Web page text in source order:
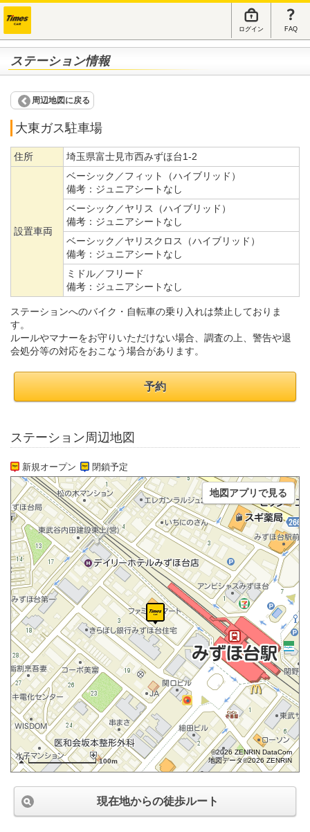
ログイン FAQ
ステーション情報
周辺地図に戻る
大東ガス駐車場
住所 埼玉県富士見市西みずほ台1-2
設置車両
ベーシック／フィット（ハイブリッド）
備考： ジュニアシートなし
ベーシック／ヤリス（ハイブリッド）
備考： ジュニアシートなし
ベーシック／ヤリスクロス（ハイブリッド）
備考： ジュニアシートなし
ミドル／フリード
備考： ジュニアシートなし
ステーションへのバイク・自転車の乗り入れは禁止しておりま
す。
ルールやマナーをお守りいただけない場合、調査の上、警告や退
会処分等の対応をおこなう場合があります。
予約
ステーション周辺地図
新規オープン 閉鎖予定
100m
©2026 ZENRIN DataCom
地図データ©2026 ZENRIN
地図アプリで見る
現在地からの徒歩ルート